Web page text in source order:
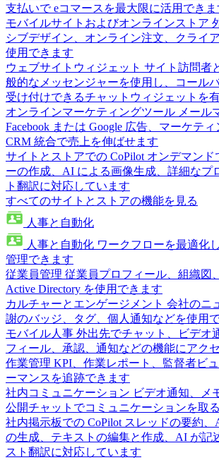
支払いで eコマースを最大限に活用できま
モバイルサイトおよびオンラインストア
シブデザイン、オンライン注文、クライ
使用できます
ウェブサイトウィジェット サイト訪問者
般的なメッセンジャーを使用し、コール
受け付けできるチャットウィジェットを
オンラインマーケティングツール メール
Facebook または Google 広告、マーケティ
CRM 統合で売上を伸ばせます
サイトとストアでの CoPilot オンデマンド
ーの作成、AI による画像生成、詳細なプ
ト翻訳に対応しています
すべてのサイトとストアの機能を見る
人事と自動化
人事と自動化 ワークフローを最適化
管理できます
従業員管理 従業員プロフィール、組織図
Active Directory を使用できます
カルチャーとエンゲージメント 会社のニ
謝のバッジ、タグ、個人通知などを使用
モバイル人事 外出先でチャット、ビデオ
フィール、承認、通知などの機能にアク
作業管理 KPI、作業レポート、監督者ビ
ーマンスを追跡できます
社内コミュニケーション ビデオ通知、メ
公開チャットでコミュニケーションを取
社内掲示板での CoPilot スレッドの要約
の生成、テキストの編集と作成、AI が記
スト翻訳に対応しています